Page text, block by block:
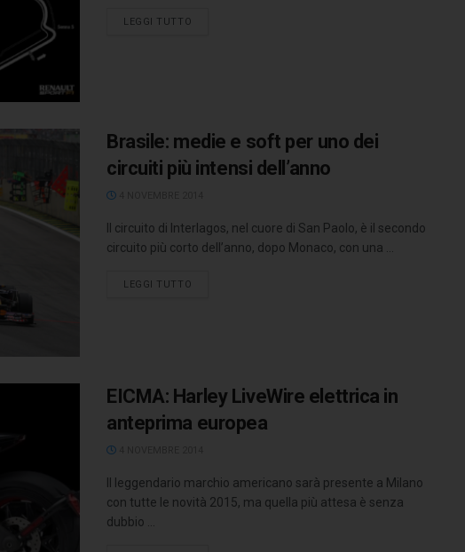
LEGGI TUTTO
Brasile: medie e soft per uno dei
circuiti più intensi dell’anno
Il circuito di Interlagos, nel cuore di San Paolo, è il secondo
circuito più corto dell’anno, dopo Monaco, con una ...
LEGGI TUTTO
EICMA: Harley LiveWire elettrica in
anteprima europea
Il leggendario marchio americano sarà presente a Milano
con tutte le novità 2015, ma quella più attesa è senza
dubbio ...